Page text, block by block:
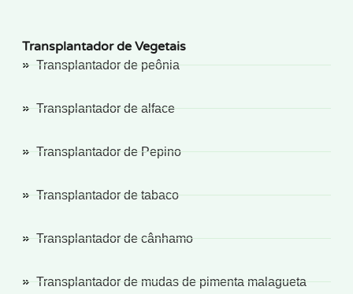
Transplantador de Vegetais
Transplantador de peônia
Transplantador de alface
Transplantador de Pepino
Transplantador de tabaco
Transplantador de cânhamo
Transplantador de mudas de pimenta malagueta